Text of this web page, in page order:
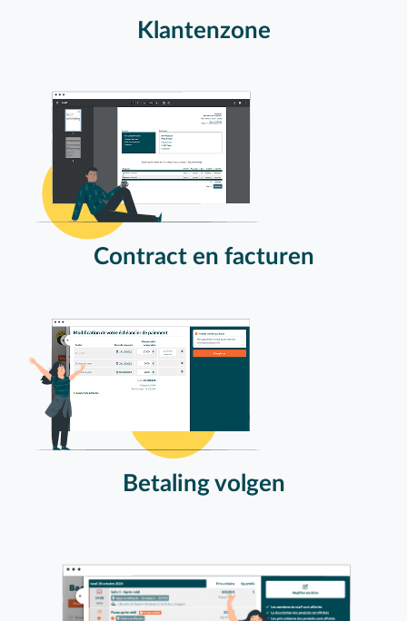
Klantenzone
Contract en facturen
Betaling volgen